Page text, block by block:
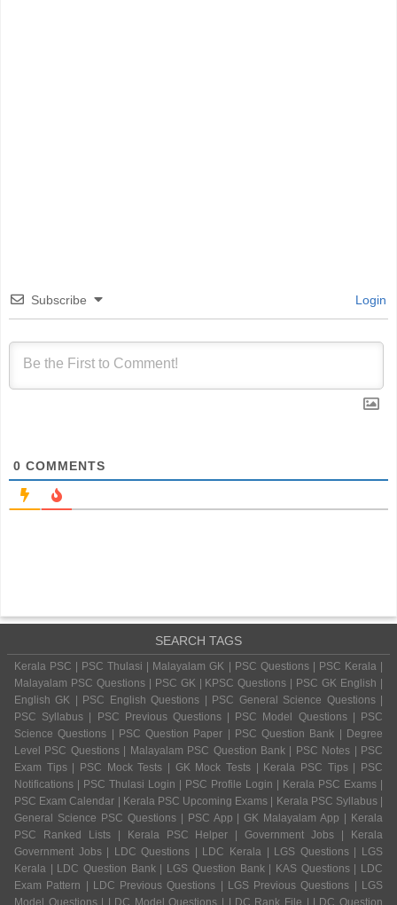
Subscribe Login
0 COMMENTS
SEARCH TAGS
Kerala PSC | PSC Thulasi | Malayalam GK | PSC Questions | PSC Kerala |
Malayalam PSC Questions | PSC GK | KPSC Questions | PSC GK English |
English GK | PSC English Questions | PSC General Science Questions |
PSC Syllabus | PSC Previous Questions | PSC Model Questions | PSC
Science Questions | PSC Question Paper | PSC Question Bank | Degree
Level PSC Questions | Malayalam PSC Question Bank | PSC Notes | PSC
Exam Tips | PSC Mock Tests | GK Mock Tests | Kerala PSC Tips | PSC
Notifications | PSC Thulasi Login | PSC Profile Login | Kerala PSC Exams |
PSC Exam Calendar | Kerala PSC Upcoming Exams | Kerala PSC Syllabus |
General Science PSC Questions | PSC App | GK Malayalam App | Kerala
PSC Ranked Lists | Kerala PSC Helper | Government Jobs | Kerala
Government Jobs | LDC Questions | LDC Kerala | LGS Questions | LGS
Kerala | LDC Question Bank | LGS Question Bank | KAS Questions | LDC
Exam Pattern | LDC Previous Questions | LGS Previous Questions | LGS
Model Questions | LDC Model Questions | LDC Rank File | LDC Question